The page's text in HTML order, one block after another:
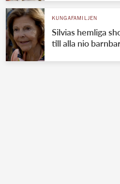
KUNGAFAMILJEN
Silvias hemliga
till alla nio